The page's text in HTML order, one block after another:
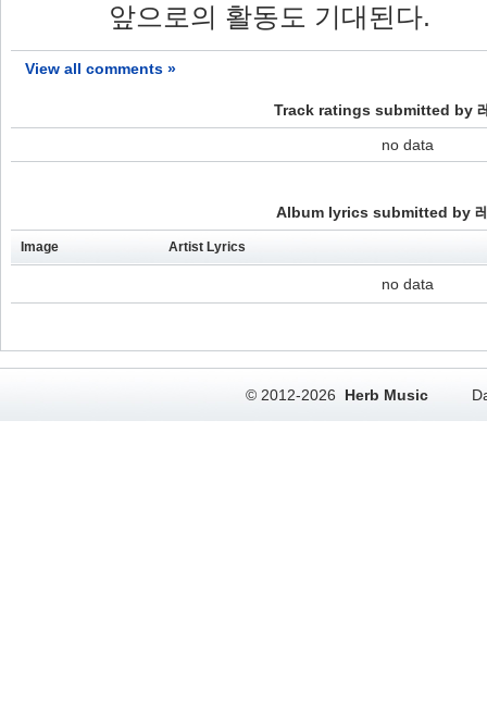
앞으로의 활동도 기대된다.
View all comments »
Track ratings submitted by
no data
Album lyrics submitted by
Image Artist Lyrics
no data
© 2012-2026 Herb Music